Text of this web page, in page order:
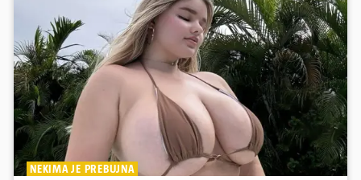
NEKIMA JE PREBUJNA